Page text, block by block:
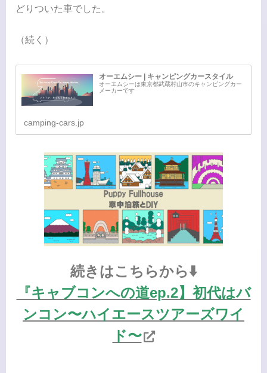
どりついた車でした。
（続く）
オーエムシー | キャンピングカースタイル
オーエムシーは東京都武蔵村山市のキャンピングカー
メーカーです
camping-cars.jp
続きはこちらから⬇️
『キャブコンへの道ep.2】初代はバ
ンコン〜ハイエースツアーズワイ
ド〜